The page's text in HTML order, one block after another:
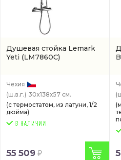
Душевая стойка Lemark
Yeti (LM7860C)
Чехия
(ш.в.г.) 30x138x57 см.
(с термостатом, из латуни, 1/2
дюйма)
55 509